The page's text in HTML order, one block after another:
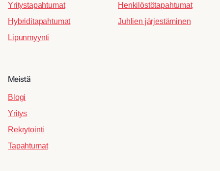
Yritystapahtumat
Hybriditapahtumat
Lipunmyynti
Henkilöstötapahtumat
Juhlien järjestäminen
Meistä
Blogi
Yritys
Rekrytointi
Tapahtumat